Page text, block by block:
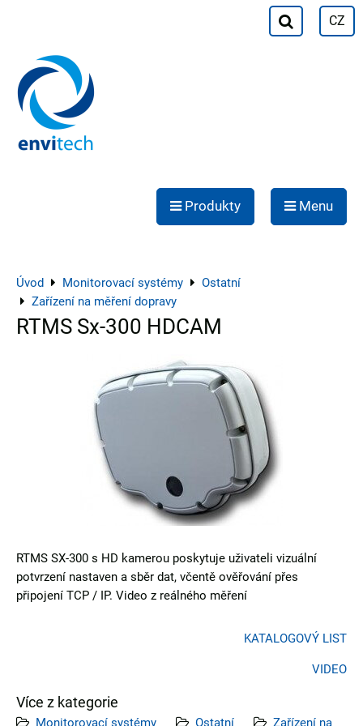
CZ
Produkty Menu
Úvod Monitorovací systémy
Ostatní
Zařízení na měření dopravy
RTMS Sx-300 HDCAM
RTMS SX-300 s HD kamerou poskytuje uživateli vizuální
potvrzení nastaven a sběr dat, včentě ověřování přes
připojení TCP / IP. Video z reálného měření
KATALOGOVÝ LIST
VIDEO
Více z kategorie
Monitorovací systémy Ostatní Zařízení na